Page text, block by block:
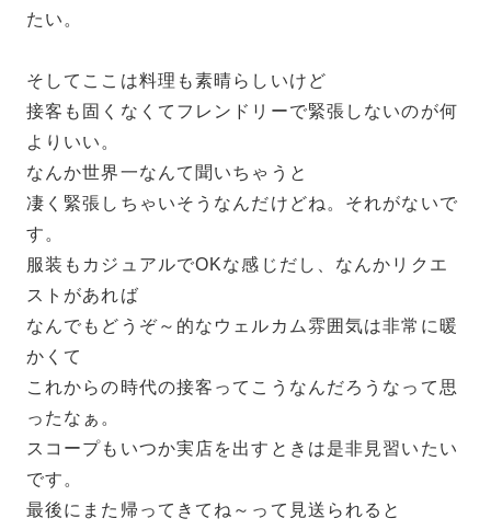
たい。
そしてここは料理も素晴らしいけど
接客も固くなくてフレンドリーで緊張しないのが何
よりいい。
なんか世界一なんて聞いちゃうと
凄く緊張しちゃいそうなんだけどね。それがないで
す。
服装もカジュアルでOKな感じだし、なんかリクエ
ストがあれば
なんでもどうぞ～的なウェルカム雰囲気は非常に暖
かくて
これからの時代の接客ってこうなんだろうなって思
ったなぁ。
スコープもいつか実店を出すときは是非見習いたい
です。
最後にまた帰ってきてね～って見送られると